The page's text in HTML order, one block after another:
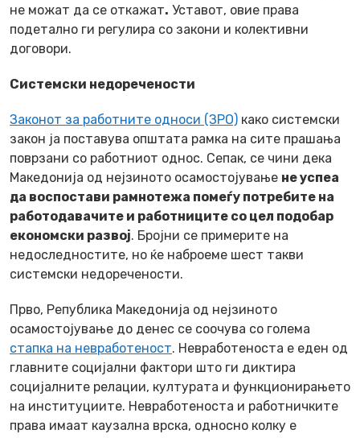
не можат да се откажат. Уставот, овие права
подетално ги регулира со закони и колективни
договори.
Системски недоречености
Законот за работните односи (ЗРО) како системски
закон ја поставува општата рамка на сите прашања
поврзани со работниот однос. Сепак, се чини дека
Македонија од нејзиното осамостојување не успеа
да воспостави рамнотежа помеѓу потребите на
работодавачите и работниците со цел подобар
економски развој. Бројни се примерите на
недоследностите, но ќе наброеме шест такви
системски недоречености.
Прво, Република Македонија oд нејзиното
осамостојување до денес се соочува со голема
стапка на невработеност. Невработеноста е еден од
главните социјални фактори што ги диктира
социјалните релации, културата и функционирањето
на институциите. Невработеноста и работничките
права имаат каузална врска, односно колку е